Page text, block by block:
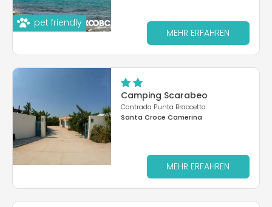
pet friendly
MEHR ERFAHREN
Camping Scarabeo
Contrada Punta Braccetto
Santa Croce Camerina
MEHR ERFAHREN